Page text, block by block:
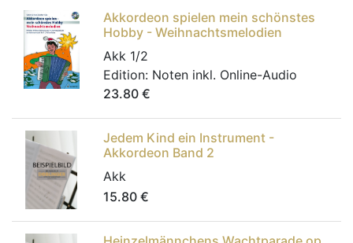
Akkordeon spielen mein schönstes
Hobby - Weihnachtsmelodien
Akk 1/2
Edition: Noten inkl. Online-Audio
23.80 €
Jedem Kind ein Instrument -
Akkordeon Band 2
Akk
15.80 €